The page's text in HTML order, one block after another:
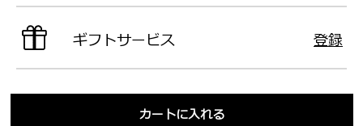
ギフトサービス 登録
カートに入れる